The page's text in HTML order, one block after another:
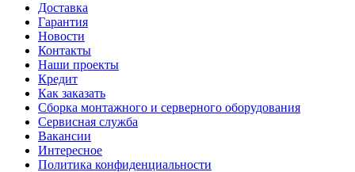
Доставка
Гарантия
Новости
Контакты
Наши проекты
Кредит
Как заказать
Сборка монтажного и серверного оборудования
Сервисная служба
Вакансии
Интересное
Политика конфиденциальности